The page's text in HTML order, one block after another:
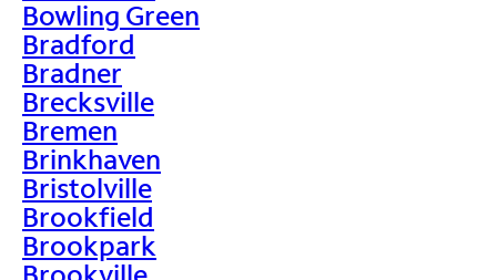
Bowling Green
Bradford
Bradner
Brecksville
Bremen
Brinkhaven
Bristolville
Brookfield
Brookpark